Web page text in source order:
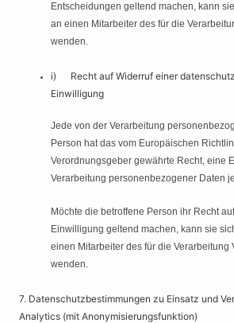
Entscheidungen geltend machen, kann
an einen Mitarbeiter des für die
wenden.
i) Recht auf Widerruf einer
Einwilligung
Jede von der Verarbeitung
Person hat das vom Europäischen
Verordnungsgeber gewährte Recht, eine
Verarbeitung personenbezogener Daten
Möchte die betroffene Person ihr Recht
Einwilligung geltend machen, kann sie
einen Mitarbeiter des für die Verarbeitung
wenden.
7. Datenschutzbestimmungen zu Einsatz und
Analytics (mit Anonymisierungsfunktion)